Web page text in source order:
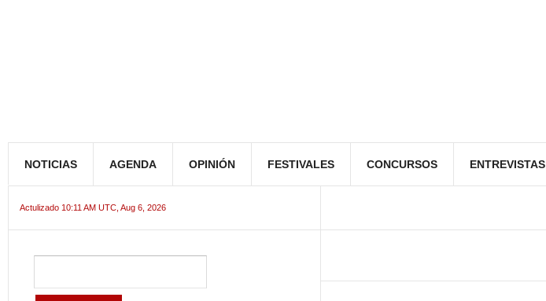
NOTICIAS AGENDA OPINIÓN FESTIVALES CONCURSOS ENTREVISTAS
Actulizado 10:11 AM UTC, Aug 6, 2026